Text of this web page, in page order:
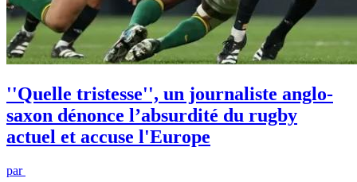
''Quelle tristesse'', un journaliste anglo-
saxon dénonce l’absurdité du rugby
actuel et accuse l'Europe
par